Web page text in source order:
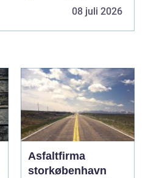
08 juli 2026
Asfaltfirma
storkøbenhavn